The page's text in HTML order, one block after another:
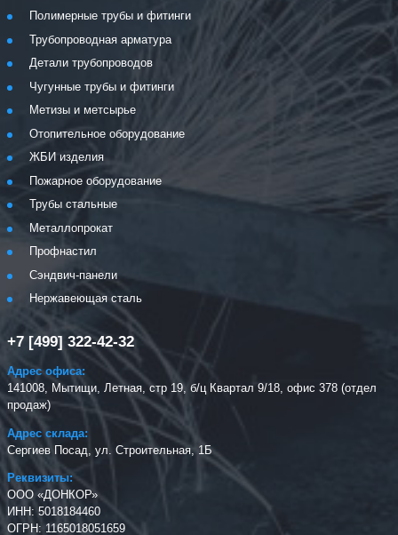
Полимерные трубы и фитинги
Трубопроводная арматура
Детали трубопроводов
Чугунные трубы и фитинги
Метизы и метсырье
Отопительное оборудование
ЖБИ изделия
Пожарное оборудование
Трубы стальные
Металлопрокат
Профнастил
Сэндвич-панели
Нержавеющая сталь
+7 [499] 322-42-32
Адрес офиса:
141008, Мытищи, Летная, стр 19, б/ц Квартал 9/18, офис 378 (отдел
продаж)
Адрес склада:
Сергиев Посад, ул. Строительная, 1Б
Реквизиты:
ООО «ДОНКОР»
ИНН: 5018184460
ОГРН: 1165018051659